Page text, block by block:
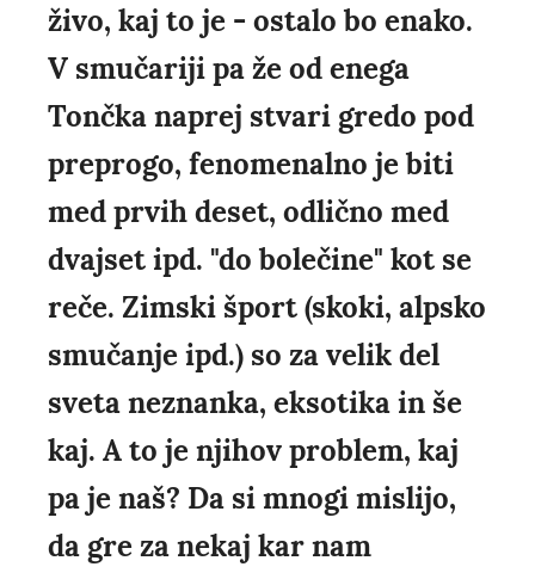
živo, kaj to je - ostalo bo enako.
V smučariji pa že od enega
Tončka naprej stvari gredo pod
preprogo, fenomenalno je biti
med prvih deset, odlično med
dvajset ipd. "do bolečine" kot se
reče. Zimski šport (skoki, alpsko
smučanje ipd.) so za velik del
sveta neznanka, eksotika in še
kaj. A to je njihov problem, kaj
pa je naš? Da si mnogi mislijo,
da gre za nekaj kar nam